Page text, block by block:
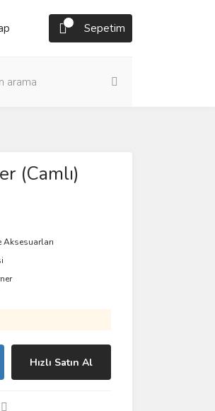
Sepetim
(Camlı)
Aksesuarları
Hızlı Satın Al